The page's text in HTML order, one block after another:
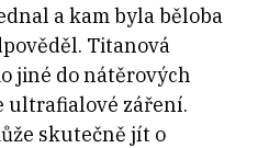
a kam byla běloba
Titanová
jiné do nátěrových
ultrafialové záření.
skutečně jít o